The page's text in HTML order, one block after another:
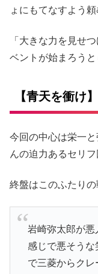
ょにもてなすよう頼
「大きな力を見せ
ベントが始まろうと
【青天を衝け
今回の中心は栄一
んの迫力あるセリフ
終盤はこのふたりの
岩崎弥太郎が悪
感じで悪そう
で三菱からクレ